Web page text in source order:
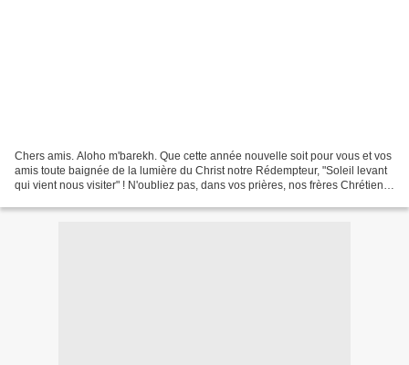
Chers amis. Aloho m'barekh. Que cette année nouvelle soit pour vous et vos
amis toute baignée de la lumière du Christ notre Rédempteur, "Soleil levant
qui vient nous visiter" ! N'oubliez pas, dans vos prières, nos frères Chrétiens